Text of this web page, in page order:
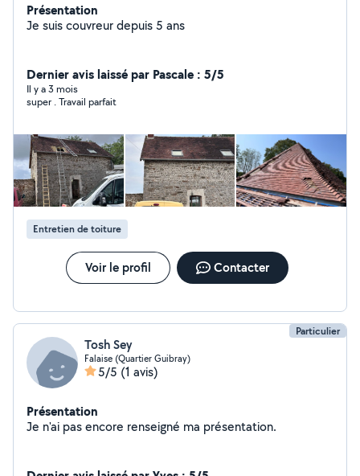
Présentation
Je suis couvreur depuis 5 ans
Dernier avis laissé par Pascale : 5/5
Il y a 3 mois
super . Travail parfait
Entretien de toiture
Voir le profil Contacter
Particulier
Tosh Sey
Falaise (Quartier Guibray)
5/5 (1 avis)
Présentation
Je n'ai pas encore renseigné ma présentation.